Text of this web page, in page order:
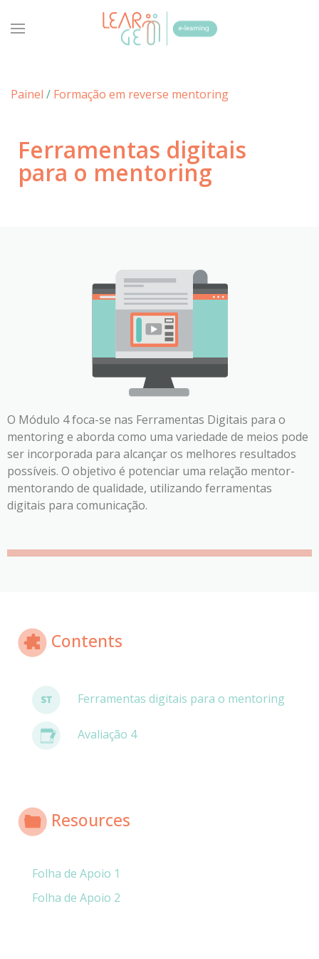
Painel / Formação em reverse mentoring
Ferramentas digitais
para o mentoring
O Módulo 4 foca-se nas Ferramentas Digitais para o
mentoring e aborda como uma variedade de meios pode
ser incorporada para alcançar os melhores resultados
possíveis. O objetivo é potenciar uma relação mentor-
mentorando de qualidade, utilizando ferramentas
digitais para comunicação.
Contents
Ferramentas digitais para o mentoring
Avaliação 4
Resources
Folha de Apoio 1
Folha de Apoio 2